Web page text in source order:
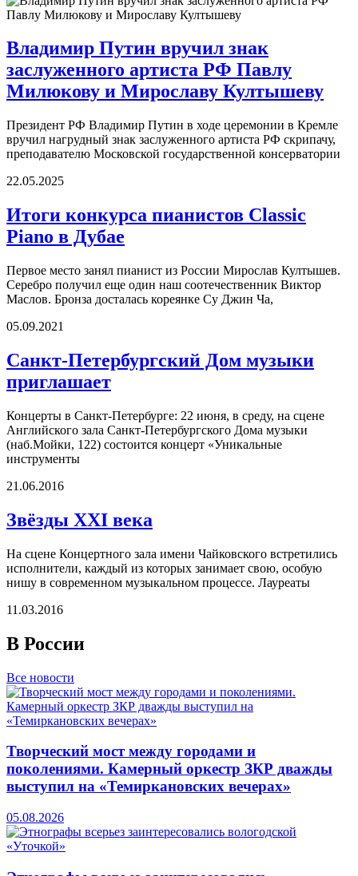
Владимир Путин вручил знак
заслуженного артиста РФ Павлу
Милюкову и Мирославу Култышеву
Президент РФ Владимир Путин в ходе церемонии в Кремле
вручил нагрудный знак заслуженного артиста РФ скрипачу,
преподавателю Московской государственной консерватории
22.05.2025
Итоги конкурса пианистов Classic
Piano в Дубае
Первое место занял пианист из России Мирослав Култышев.
Серебро получил еще один наш соотечественник Виктор
Маслов. Бронза досталась кореянке Су Джин Ча,
05.09.2021
Санкт-Петербургский Дом музыки
приглашает
Концерты в Санкт-Петербурге: 22 июня, в среду, на сцене
Английского зала Санкт-Петербургского Дома музыки
(наб.Мойки, 122) состоится концерт «Уникальные
инструменты
21.06.2016
Звёзды XXI века
На сцене Концертного зала имени Чайковского встретились
исполнители, каждый из которых занимает свою, особую
нишу в современном музыкальном процессе. Лауреаты
11.03.2016
В России
Все новости
Творческий мост между городами и
поколениями. Камерный оркестр ЗКР дважды
выступил на «Темиркановских вечерах»
05.08.2026